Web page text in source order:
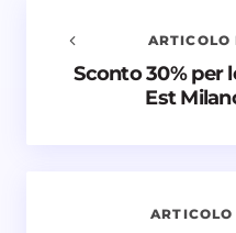
Avvisami quando
ARTICOLO
Sconto 30% per
Est
ARTICOLO